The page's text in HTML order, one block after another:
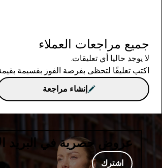
جميع مراجعات العملاء
لا يوجد حاليا أي تعليقات.
اكتب تعليقًا لتحظى بفرصة الفوز بقسيمة بقيمة
إنشاء مراجعة
عروض حصرية في البريد
اشترك